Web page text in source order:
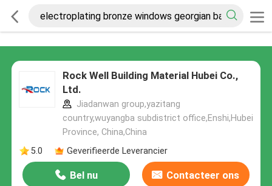
Rock Well Building Material Hubei Co.,
Ltd.
Jiadanwan group,yazitang
country,wuyangba subdistrict office,Enshi,Hubei
Province, China,China
5.0
Geverifieerde Leverancier
Bel nu Contacteer ons